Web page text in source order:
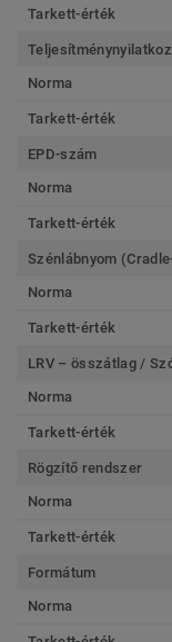
Tarkett-érték
Norma
Tarkett-érték
EPD-szám
Norma
Tarkett-érték
Szénlábnyom
Norma
Tarkett-érték
LRV – összátlag /
Norma
Tarkett-érték
Rögzítő rendszer
Norma
Tarkett-érték
Formátum
Norma